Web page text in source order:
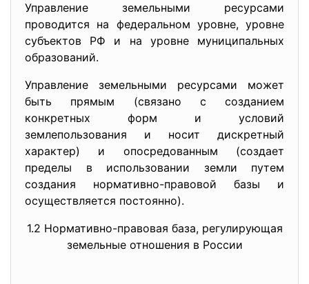
Управление земельными ресурсами
проводится на федеральном уровне, уровне
субъектов РФ и на уровне муниципальных
образований.
Управление земельными ресурсами может
быть прямым (связано с созданием
конкретных форм и условий
землепользования и носит дискретный
характер) и опосредованным (создает
пределы в использовании земли путем
создания нормативно-правовой базы и
осуществляется постоянно).
1.2 Нормативно-правовая база, регулирующая
земельные отношения в России